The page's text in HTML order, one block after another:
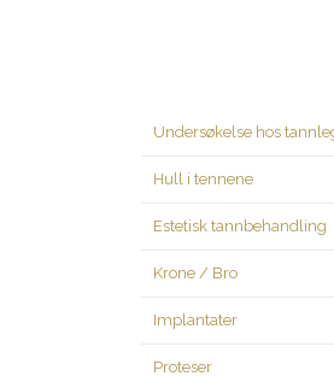
Undersøkelse hos
Hull i tennene
Estetisk tannbehandling
Krone / Bro
Implantater
Proteser